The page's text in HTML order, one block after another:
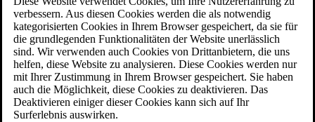
verbessern. Aus diesen Cookies werden die als notwendig
kategorisierten Cookies in Ihrem Browser gespeichert, da sie für
die grundlegenden Funktionalitäten der Website unerlässlich
sind. Wir verwenden auch Cookies von Drittanbietern, die uns
helfen, diese Website zu analysieren. Diese Cookies werden nur
mit Ihrer Zustimmung in Ihrem Browser gespeichert. Sie haben
auch die Möglichkeit, diese Cookies zu deaktivieren. Das
Deaktivieren einiger dieser Cookies kann sich auf Ihr
Surferlebnis auswirken.